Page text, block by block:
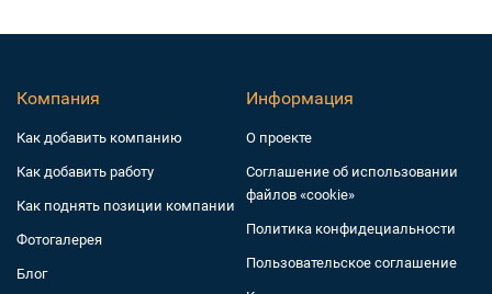
Компания
Как добавить компанию
Как добавить работу
Как поднять позиции компании
Фотогалерея
Блог
Информация
О проекте
Соглашение об использовании
файлов «cookie»
Политика конфидециальности
Пользовательское соглашение